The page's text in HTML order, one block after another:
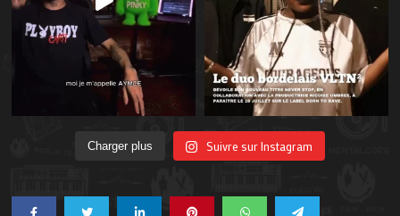
Charger plus Suivre sur Instagram